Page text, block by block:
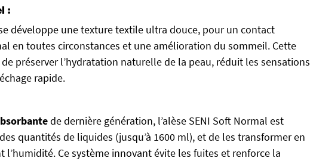
:
développe une texture textile ultra douce, pour un contact
en toutes circonstances et une amélioration du sommeil. Cette
préserver l’hydratation naturelle de la peau, réduit les sensations
rapide.
de dernière génération, l’alèse SENI Soft Normal est
quantités de liquides (jusqu’à 1600 ml), et de les transformer en
l’humidité. Ce système innovant évite les fuites et renforce la